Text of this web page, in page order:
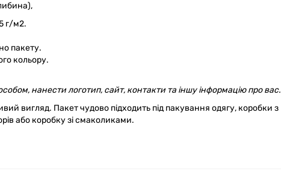
г/м2.
пакету.
кольору.
нанести логотип, сайт, контакти та іншу інформацію про вас.
вигляд. Пакет чудово підходить під пакування одягу, коробки з
або коробку зі смаколиками.